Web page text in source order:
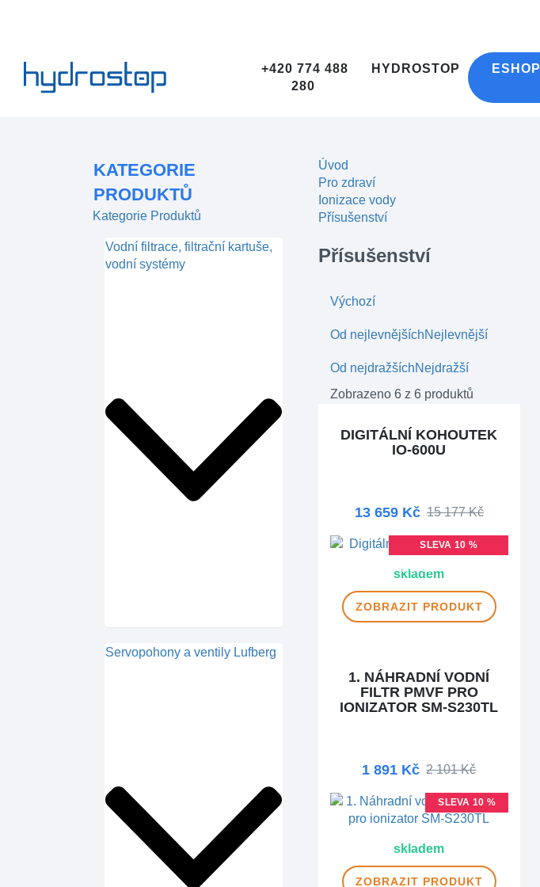
+420 774 488
280
HYDROSTOP ESHOP
KATEGORIE
PRODUKTŮ
Kategorie Produktů
Vodní filtrace, filtrační kartuše,
vodní systémy
Servopohony a ventily Lufberg
Úvod
Pro zdraví
Ionizace vody
Přísušenství
Přísušenství
Výchozí
Od nejlevnějšíchNejlevnější
Od nejdražšíchNejdražší
Zobrazeno 6 z 6 produktů
DIGITÁLNÍ KOHOUTEK
IO-600U
13 659 Kč 15 177 Kč
SLEVA 10 %
DOPRAVA ZDARMA
skladem
ZOBRAZIT PRODUKT
1. NÁHRADNÍ VODNÍ
FILTR PMVF PRO
IONIZATOR SM-S230TL
1 891 Kč 2 101 Kč
SLEVA 10 %
skladem
ZOBRAZIT PRODUKT